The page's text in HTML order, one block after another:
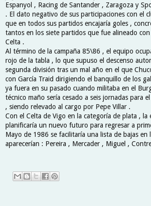
Espanyol , Racing de Santander , Zaragoza y
. El dato negativo de sus participaciones con el
que en todos sus partidos encajaría goles ,
tantos en los siete partidos que fue alineado con
Celta .
Al término de la campaña 85\86 , el equipo
rojo de la tabla , lo que supuso el descenso
segunda división tras un mal año en el que
con García Traid dirigiendo el banquillo de los
ya fuera en su pasado cuando militaba en el
técnico maño sería cesado a seis jornadas para
, siendo relevado al cargo por Pepe Villar .
Con el Celta de Vigo en la categoría de plata , la
planificaría un nuevo futuro para regresar a
Mayo de 1986 se facilitaría una lista de bajas en
aparecerían : Pereira , Mercader , Miguel ,